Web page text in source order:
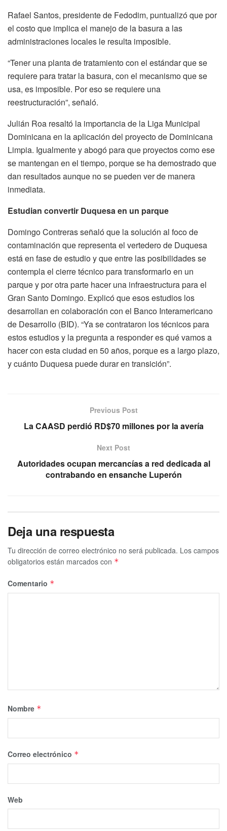
Rafael Santos, presidente de Fedodim, puntualizó que por
el costo que implica el manejo de la basura a las
administraciones locales le resulta imposible.
“Tener una planta de tratamiento con el estándar que se
requiere para tratar la basura, con el mecanismo que se
usa, es imposible. Por eso se requiere una
reestructuración”, señaló.
Julián Roa resaltó la importancia de la Liga Municipal
Dominicana en la aplicación del proyecto de Dominicana
Limpia. Igualmente y abogó para que proyectos como ese
se mantengan en el tiempo, porque se ha demostrado que
dan resultados aunque no se pueden ver de manera
inmediata.
Estudian convertir Duquesa en un parque
Domingo Contreras señaló que la solución al foco de
contaminación que representa el vertedero de Duquesa
está en fase de estudio y que entre las posibilidades se
contempla el cierre técnico para transformarlo en un
parque y por otra parte hacer una infraestructura para el
Gran Santo Domingo. Explicó que esos estudios los
desarrollan en colaboración con el Banco Interamericano
de Desarrollo (BID). “Ya se contrataron los técnicos para
estos estudios y la pregunta a responder es qué vamos a
hacer con esta ciudad en 50 años, porque es a largo plazo,
y cuánto Duquesa puede durar en transición”.
Previous Post
La CAASD perdió RD$70 millones por la avería
Next Post
Autoridades ocupan mercancías a red dedicada al
contrabando en ensanche Luperón
Deja una respuesta
Tu dirección de correo electrónico no será publicada. Los campos
obligatorios están marcados con *
Comentario *
Nombre *
Correo electrónico *
Web